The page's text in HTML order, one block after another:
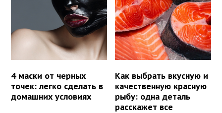
4 маски от черных
точек: легко сделать в
домашних условиях
Как выбрать вкусную и
качественную красную
рыбу: одна деталь
расскажет все